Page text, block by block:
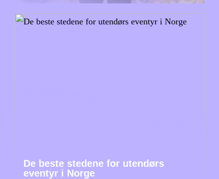
De beste stedene for utendørs
eventyr i Norge